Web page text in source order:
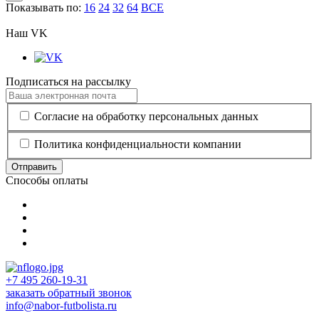
Показывать по: 16 24 32 64 ВСЕ
Наш VK
Подписаться на рассылку
Согласие на обработку персональных данных
Политика конфиденциальности компании
Отправить
Способы оплаты
+7 495 260-19-31
заказать обратный звонок
info@nabor-futbolista.ru